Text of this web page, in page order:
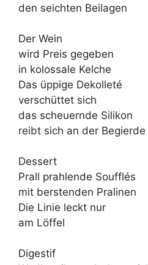
den seichten Beilagen
Der Wein
wird Preis gegeben
in kolossale Kelche
Das üppige Dekolleté
verschüttet sich
das scheuernde Silikon
reibt sich an der Begierde
Dessert
Prall prahlende Soufflés
mit berstenden Pralinen
Die Linie leckt nur
am Löffel
Digestif